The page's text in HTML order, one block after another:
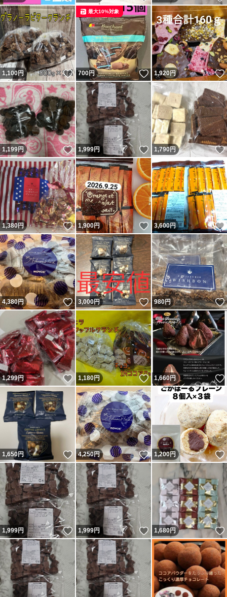
1,100円 いいね！
700円 いいね！
最大10%対象
1,920円
1,199円 いいね！
1,999円 いいね！
1,790円
1,380円 いいね！
1,900円 いいね！
3,600円
4,380円 いいね！
3,000円 いいね！
980円
1,299円 いいね！
1,180円 いいね！
1,660円
1,650円 いいね！
4,250円 いいね！
1,200円
1,999円 いいね！
1,999円 いいね！
1,680円